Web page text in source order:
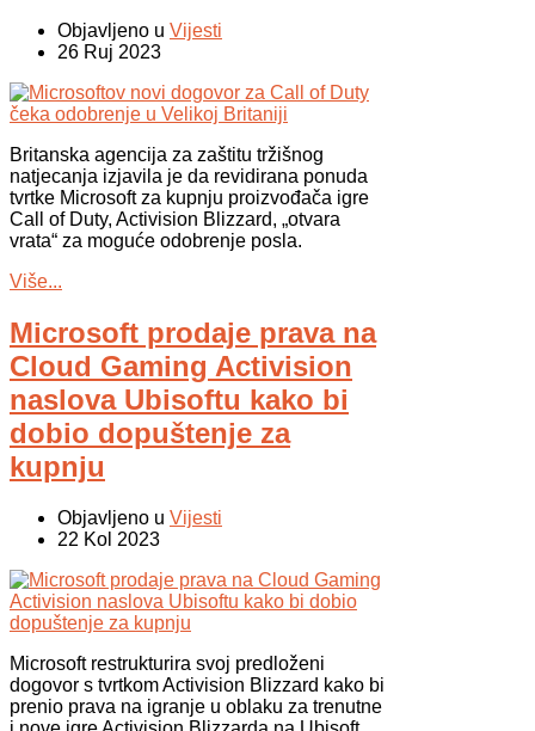
Objavljeno u Vijesti
26 Ruj 2023
Britanska agencija za zaštitu tržišnog
natjecanja izjavila je da revidirana ponuda
tvrtke Microsoft za kupnju proizvođača igre
Call of Duty, Activision Blizzard, „otvara
vrata“ za moguće odobrenje posla.
Više...
Microsoft prodaje prava na
Cloud Gaming Activision
naslova Ubisoftu kako bi
dobio dopuštenje za
kupnju
Objavljeno u Vijesti
22 Kol 2023
Microsoft restrukturira svoj predloženi
dogovor s tvrtkom Activision Blizzard kako bi
prenio prava na igranje u oblaku za trenutne